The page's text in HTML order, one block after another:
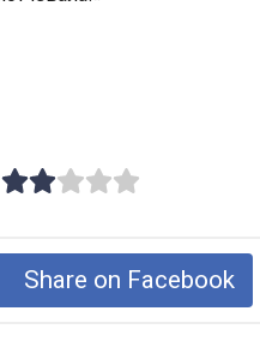
Share on Facebook